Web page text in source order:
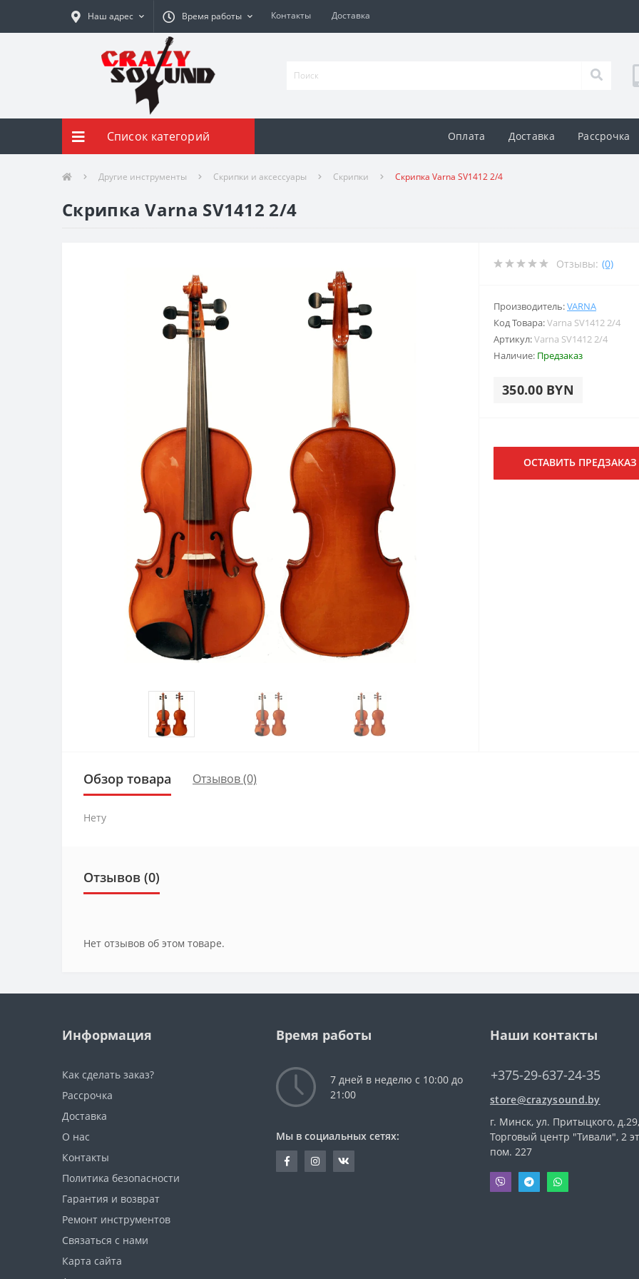
Наш адрес Время работы Контакты Доставка
Список категорий Оплата Доставка Рассрочка
Другие инструменты Скрипки и аксессуары Скрипки Скрипка Varna SV1412 2/4
Скрипка Varna SV1412 2/4
Отзывы: (0)
Производитель:VARNA
Код Товара:Varna SV1412 2/4
Артикул:Varna SV1412 2/4
Наличие: Предзаказ
350.00 BYN
ОСТАВИТЬ ПРЕДЗАКАЗ
Обзор товара Отзывов (0)
Нету
Отзывов (0)
Нет отзывов об этом товаре.
Информация
Как сделать заказ?
Рассрочка
Доставка
О нас
Контакты
Политика безопасности
Гарантия и возврат
Ремонт инструментов
Связаться с нами
Карта сайта
Время работы
7 дней в неделю с 10:00 до
21:00
Мы в социальных сетях:
Наши контакты
+375-29-637-24-35
store@crazysound.by
г. Минск, ул. Притыцкого, д.29,
Торговый центр "Тивали", 2
пом. 227